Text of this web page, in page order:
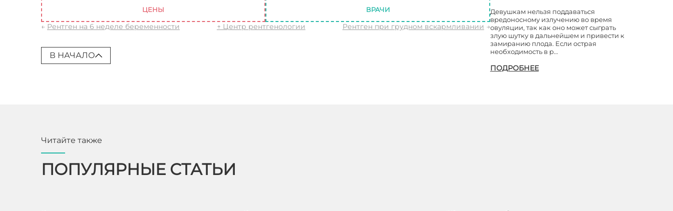
ЦЕНЫ ВРАЧИ
← Рентген на 6 неделе беременности ↑ Центр рентгенологии Рентген при грудном вскармливании →
В НАЧАЛО
Девушкам нельзя поддаваться
вредоносному излучению во время
овуляции, так как оно может сыграть
злую шутку в дальнейшем и привести к
замиранию плода. Если острая
необходимость в р…
ПОДРОБНЕЕ
Читайте также
ПОПУЛЯРНЫЕ СТАТЬИ